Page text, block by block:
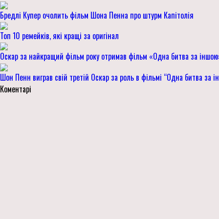
Бредлі Купер очолить фільм Шона Пенна про штурм Капітолія
Топ 10 ремейків, які кращі за оригінал
Оскар за найкращий фільм року отримав фільм «Одна битва за
Шон Пенн виграв свій третій Оскар за роль в фільмі “Одна битва за
Коментарі